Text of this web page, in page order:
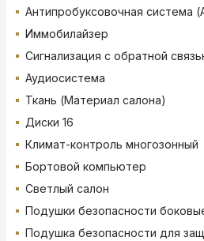
Антипробуксовочная система
Иммобилайзер
Сигнализация с обратной
Аудиосистема
Ткань (Материал салона)
Диски 16
Климат-контроль многозонный
Бортовой компьютер
Светлый салон
Подушки безопасности
Подушка безопасности для